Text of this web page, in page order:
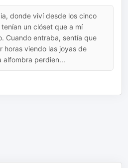
donde viví desde los cinco
un clóset que a mí
Cuando entraba, sentía que
horas viendo las joyas de
alfombra perdien...